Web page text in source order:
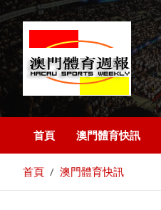
首頁 澳門體育快訊
首頁 澳門體育快訊